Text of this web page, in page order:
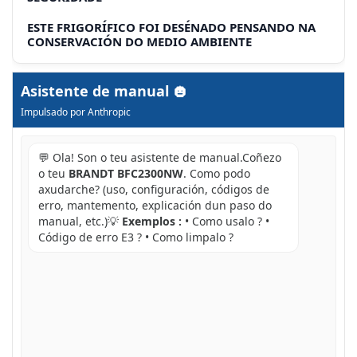
ESTE FRIGORÍFICO FOI DESÉNADO PENSANDO NA
CONSERVACIÓN DO MEDIO AMBIENTE
Asistente de manual
Impulsado por Anthropic
💬 Ola! Son o teu asistente de manual.Coñezo
o teu BRANDT BFC2300NW. Como podo
axudarche? (uso, configuración, códigos de
erro, mantemento, explicación dun paso do
manual, etc.)💡 Exemplos : • Como usalo ? •
Código de erro E3 ? • Como limpalo ?